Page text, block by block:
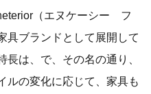
（エヌケーシー フ
具ブランドとして展開して
は、で、その名の通り、
ルの変化に応じて、家具も